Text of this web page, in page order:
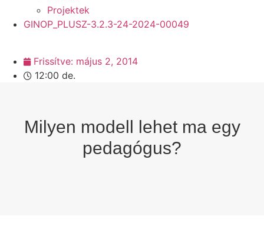
Projektek
GINOP_PLUSZ-3.2.3-24-2024-00049
Frissítve: május 2, 2014
12:00 de.
Milyen modell lehet ma egy
pedagógus?